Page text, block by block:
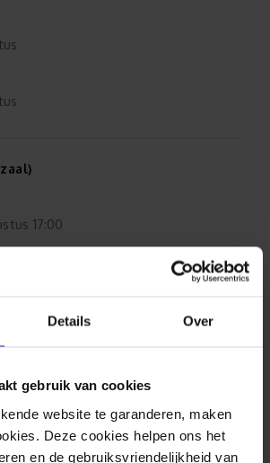
Details Over
gebruik van cookies
website te garanderen, maken
Deze cookies helpen ons het
en de gebruiksvriendelijkheid van
17:00